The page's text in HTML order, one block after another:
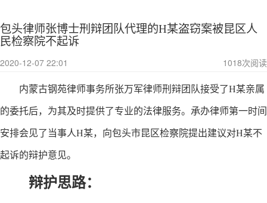
包头律师张博士刑辩团队代理的H某盗窃案被昆区人
民检察院不起诉
2020-12-07 22:01 1018次阅读
内蒙古钢苑律师事务所张万军律师刑辩团队接受了H某亲属
的委托后，为其及时提供了专业的法律服务。 承办律师第一时间
安排会见了当事人H某，向包头市昆区检察院提出建议对H某不
起诉的辩护意见。
辩护思路：